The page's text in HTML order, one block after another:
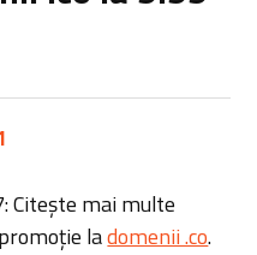
Citește mai multe
ladomenii .co.